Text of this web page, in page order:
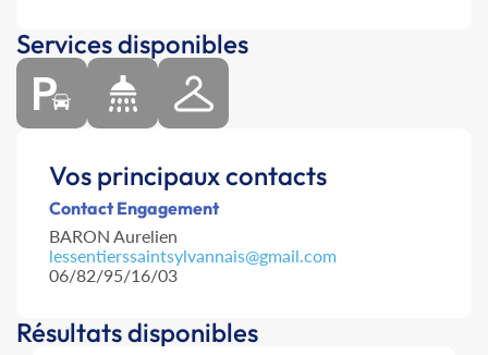
Services disponibles
Vos principaux contacts
Contact Engagement
BARON Aurelien
lessentierssaintsylvannais@gmail.com
06/82/95/16/03
Résultats disponibles